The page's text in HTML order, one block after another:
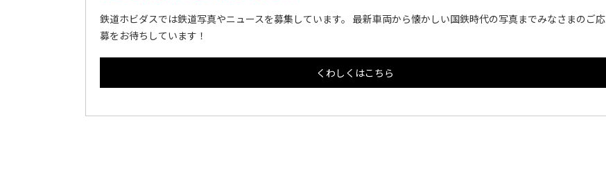
鉄道ホビダスでは鉄道写真やニュースを募集しています。 最新車両から懐かしい国鉄時代の写真までみなさまのご応
募をお待ちしています！
くわしくはこちら